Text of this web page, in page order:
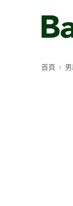
首頁